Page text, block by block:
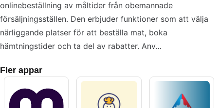
onlinebeställning av måltider från obemannade
försäljningsställen. Den erbjuder funktioner som att välja
närliggande platser för att beställa mat, boka
hämtningstider och ta del av rabatter. Anv…
Fler appar